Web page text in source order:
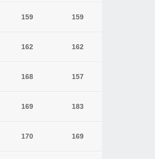
159 159
162 162
168 157
169 183
170 169